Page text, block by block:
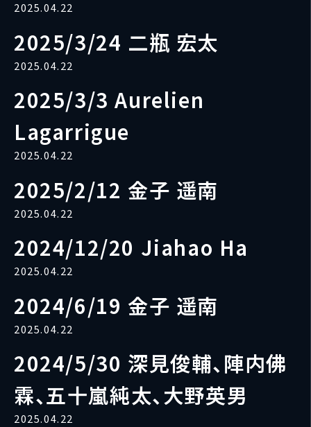
2025.04.22
2025/3/24 二瓶 宏太
2025.04.22
2025/3/3 Aurelien
Lagarrigue
2025.04.22
2025/2/12 金子 遥南
2025.04.22
2024/12/20 Jiahao Ha
2025.04.22
2024/6/19 金子 遥南
2025.04.22
2024/5/30 深見俊輔、陣内佛
霖、五十嵐純太、大野英男
2025.04.22